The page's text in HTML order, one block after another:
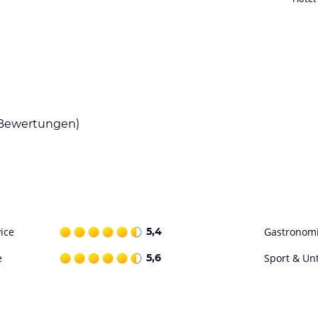
Innenpool und Türkischem Bad sorgt für
Superski und Sella Ronda erreichen.
Gewähr. Bitte lies vor der Buchung die
5,4
5,6 Sport &